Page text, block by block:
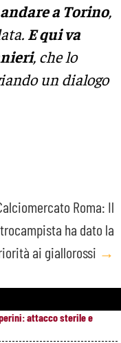
a Torino,
E qui va
, che lo
un dialogo
Roma: Il
ha dato la
ai giallorossi →
attacco sterile e